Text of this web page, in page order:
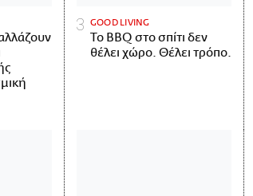
GOOD LIVING
Το BBQ στο σπίτι δεν
θέλει χώρο. Θέλει τρόπο.